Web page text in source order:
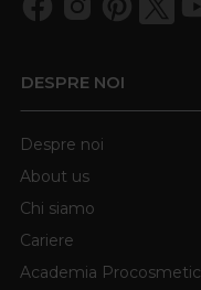
DESPRE NOI
Despre noi
About us
Chi siamo
Cariere
Academia Procosmetic